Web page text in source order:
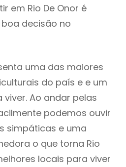
em Rio De Onor é
decisão no
uma das maiores
do país e e um
Ao andar pelas
podemos ouvir
simpáticas e uma
o que torna Rio
locais para viver